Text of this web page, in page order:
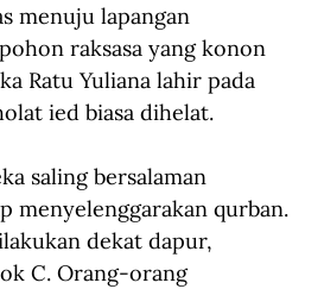
menuju lapangan
raksasa yang konon
Ratu Yuliana lahir pada
ied biasa dihelat.
saling bersalaman
menyelenggarakan qurban.
dekat dapur,
C. Orang-orang